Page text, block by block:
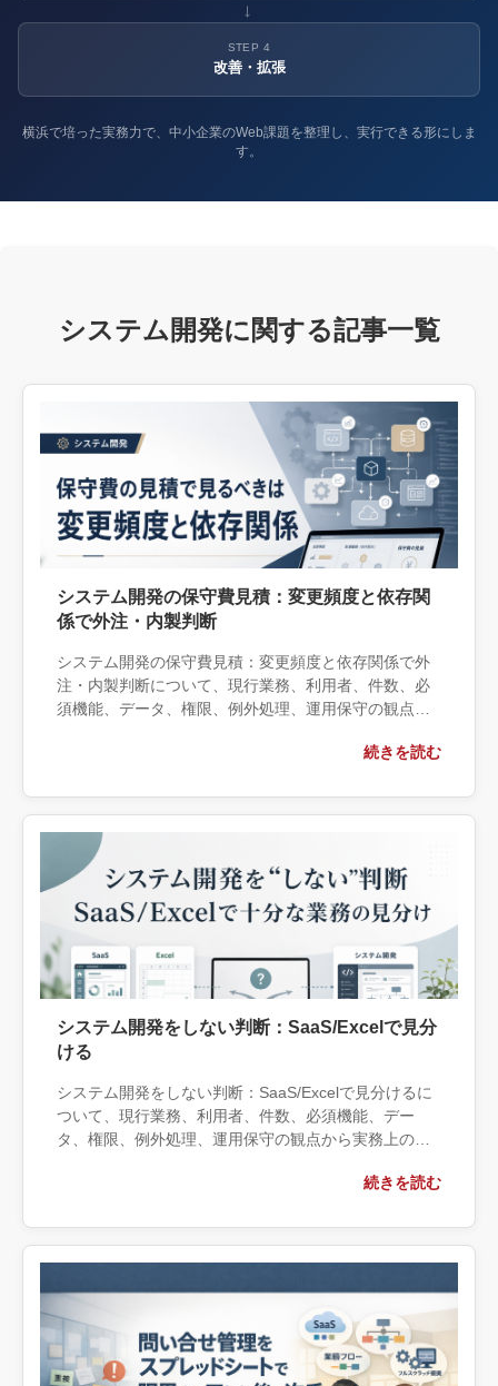
→
STEP 4
改善・拡張
横浜で培った実務力で、中小企業のWeb課題を整理し、実行できる形にしま
す。
システム開発に関する記事一覧
システム開発の保守費見積：変更頻度と依存関
係で外注・内製判断
システム開発の保守費見積：変更頻度と依存関係で外
注・内製判断について、現行業務、利用者、件数、必
須機能、データ、権限、例外処理、運用保守の観点か
範囲と外部へ相談する条件、相談前に用意する情報、
続きを読む
システム開発をしない判断：SaaS/Excelで見分
ける
システム開発をしない判断：SaaS/Excelで見分けるに
ついて、現行業務、利用者、件数、必須機能、デー
タ、権限、例外処理、運用保守の観点から実務上の判
相談する条件、相談前に用意する情報、依頼後に確認
続きを読む